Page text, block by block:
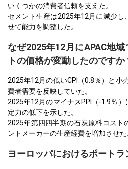
いくつかの消費者信頼を支えた。
セメント生産は2025年12月に減少し
せて能力を調整した。
なぜ2025年12月にAPAC地
トの価格が変動したのですか
2025年12月の低いCPI（0.8％）と小
費者需要を反映していた。
2025年12月のマイナスPPI（-1.9％
定力の低下を示した。
2025年第四四半期の石炭原料コスト
ントメーカーの生産経費を増加させた
ヨーロッパにおけるポート